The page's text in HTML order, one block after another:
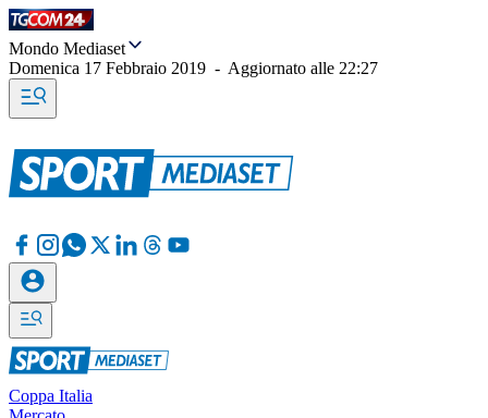
Mondo Mediaset
Domenica 17 Febbraio 2019 - Aggiornato alle 22:27
Coppa Italia